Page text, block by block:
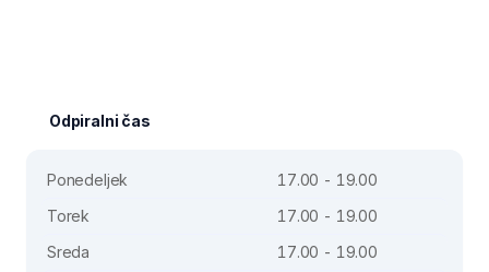
Odpiralni čas
Ponedeljek
17.00 - 19.00
Torek
17.00 - 19.00
Sreda
17.00 - 19.00